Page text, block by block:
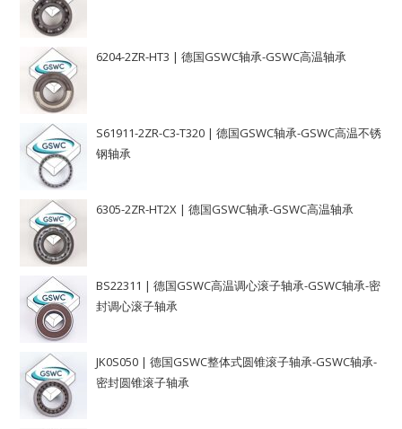
6204-2ZR-HT3 | 德国GSWC轴承-GSWC高温轴承
S61911-2ZR-C3-T320 | 德国GSWC轴承-GSWC高温不锈
钢轴承
6305-2ZR-HT2X | 德国GSWC轴承-GSWC高温轴承
BS22311 | 德国GSWC高温调心滚子轴承-GSWC轴承-密
封调心滚子轴承
JK0S050 | 德国GSWC整体式圆锥滚子轴承-GSWC轴承-
密封圆锥滚子轴承